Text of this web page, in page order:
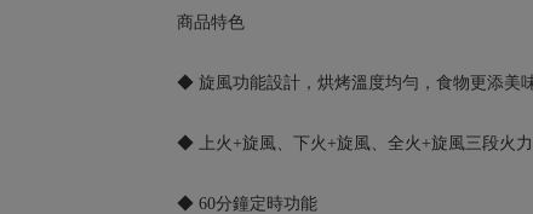
商品特色
◆ 旋風功能設計，烘烤溫度均勻，食物更添美
◆ 上火+旋風、下火+旋風、全火+旋風三段火
◆ 60分鐘定時功能